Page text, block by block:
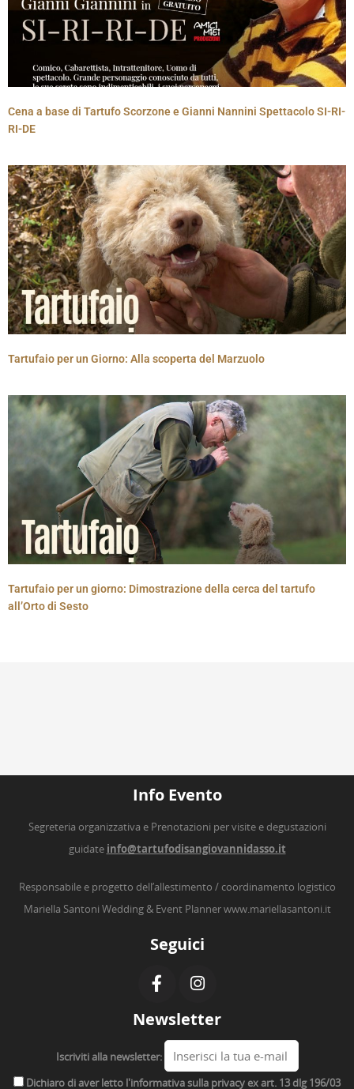
Cena a base di Tartufo Scorzone e Gianni Nannini Spettacolo SI-RI-
RI-DE
Tartufaio per un Giorno: Alla scoperta del Marzuolo
Tartufaio per un giorno: Dimostrazione della cerca del tartufo
all’Orto di Sesto
Info Evento
Segreteria organizzativa e Prenotazioni per visite e degustazioni
guidate info@tartufodisangiovannidasso.it
Responsabile e progetto dell’allestimento / coordinamento logistico
Mariella Santoni Wedding & Event Plannerwww.mariellasantoni.it
Seguici
Newsletter
Iscriviti alla newsletter:
Dichiaro di aver letto l'informativa sulla privacy ex art. 13 dlg 196/03